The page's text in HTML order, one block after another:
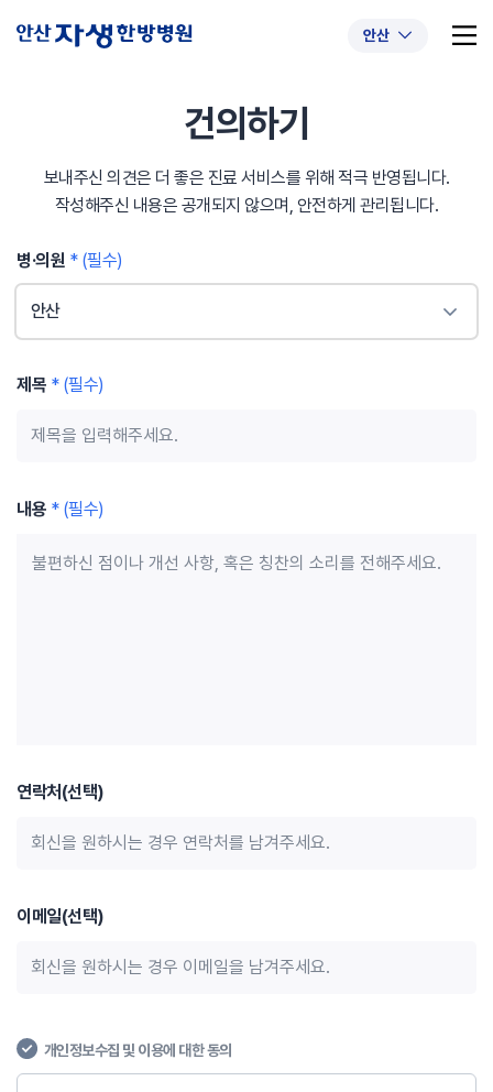
안산
추천 검색어 #초음파약침 #척추압박골절
건의하기
보내주신 의견은 더 좋은 진료 서비스를 위해 적극 반영됩니다.
작성해주신 내용은 공개되지 않으며, 안전하게 관리됩니다.
병·의원 * (필수)
안산
제목 * (필수)
내용 * (필수)
연락처(선택)
이메일(선택)
개인정보수집 및 이용에 대한 동의